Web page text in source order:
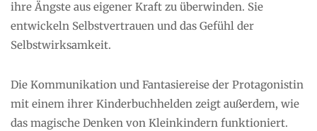
ihre Ängste aus eigener Kraft zu überwinden. Sie
entwickeln Selbstvertrauen und das Gefühl der
Selbstwirksamkeit.
Die Kommunikation und Fantasiereise der Protagonistin
mit einem ihrer Kinderbuchhelden zeigt außerdem, wie
das magische Denken von Kleinkindern funktioniert.